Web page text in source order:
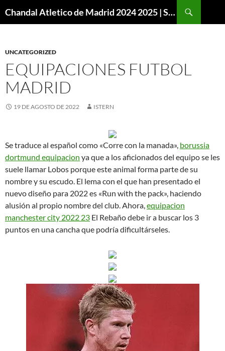
Chandal Atletico de Madrid 2024 2025 | SuperVigo
UNCATEGORIZED
EQUIPACIONES FUTBOL
MADRID
19 DE AGOSTO DE 2022 ISTERN
Se traduce al español como «Corre con la manada», borussia
dortmund equipacion ya que a los aficionados del equipo se les
suele llamar Lobos porque este animal forma parte de su
nombre y su escudo. El lema con el que han presentado el
nuevo diseño para 2022 es «Run with the pack», haciendo
alusión al propio nombre del club. Ahora,equipacion
manchester city 2022 23 El Rebaño debe ir a buscar los 3
puntos en una cancha que podría dificultárseles.